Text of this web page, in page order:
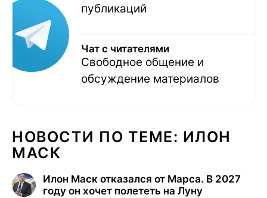
публикаций
Чат с читателями
Свободное общение и
обсуждение материалов
НОВОСТИ ПО ТЕМЕ: ИЛОН
МАСК
Илон Маск отказался от Марса. В 2027
году он хочет полететь на Луну